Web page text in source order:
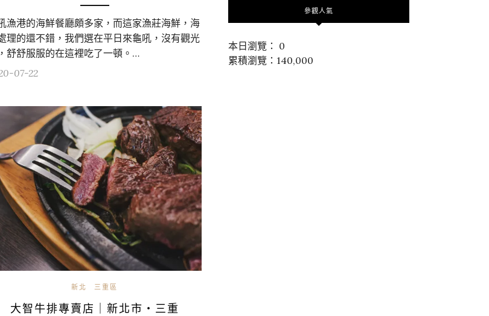
漁港的海鮮餐廳頗多家，而這家漁莊海鮮，海
理的還不錯，我們選在平日來龜吼，沒有觀光
舒舒服服的在這裡吃了一頓。…
07-22
新北 三重區
大智牛排專賣店｜新北市・三重
參觀人氣
本日瀏覽： 0
累積瀏覽：140,000